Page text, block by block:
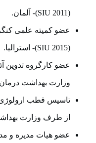
(SIU 2011)- آلمان.
عضو کمیته علمی
(SIU 2015)- استرالیا.
عضو کارگروه تدوین
وزارت بهداشت درمان
از طرف وزارت
عضو هیات مدیره و